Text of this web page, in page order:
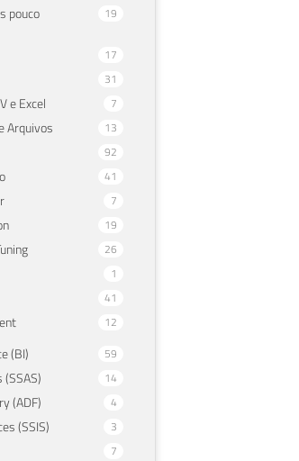
pouco
19
17
31
e Excel 7
Arquivos 13
92
41
7
19
26
1
41
12
(BI) 59
14
(ADF) 4
(SSIS) 3
7